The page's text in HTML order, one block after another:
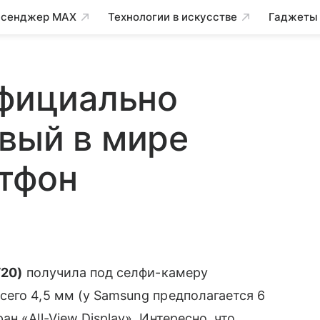
MAX Технологии в искусстве Гаджеты
в мире
получила под селфи-камеру
4,5 мм (у Samsung предполагается 6